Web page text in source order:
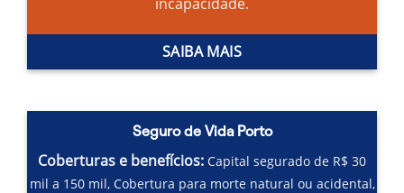
SAIBA MAIS
Seguro de Vida Porto
Coberturas e benefícios: Capital segurado de R$ 30
mil a 150 mil, Cobertura para morte natural ou acidental,